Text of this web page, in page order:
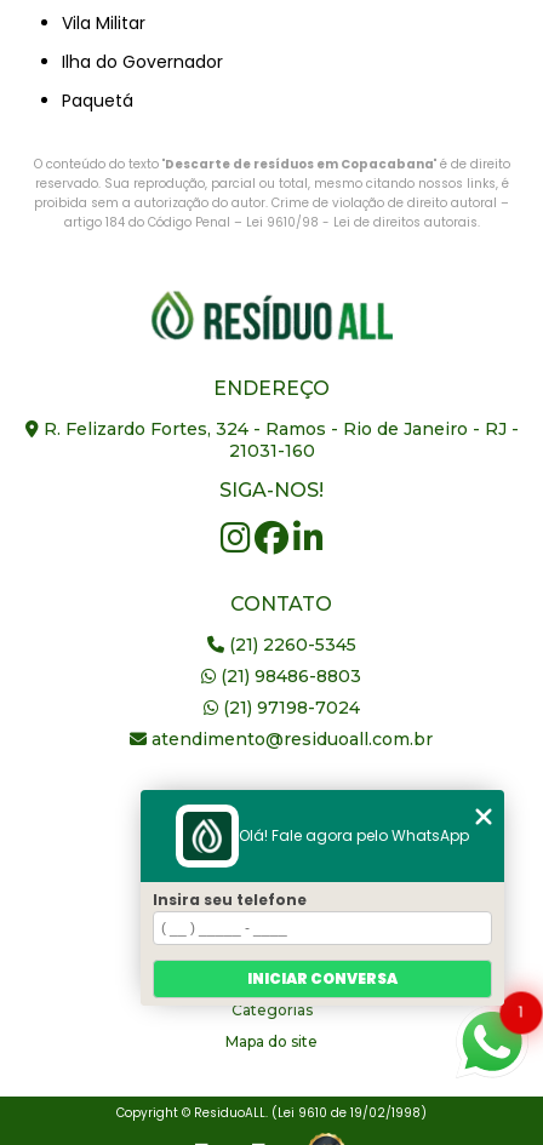
Vila Militar
Ilha do Governador
Paquetá
O conteúdo do texto "Descarte de resíduos em Copacabana" é de direito
reservado. Sua reprodução, parcial ou total, mesmo citando nossos links, é
proibida sem a autorização do autor. Crime de violação de direito autoral –
artigo 184 do Código Penal – Lei 9610/98 - Lei de direitos autorais.
ENDEREÇO
R. Felizardo Fortes, 324 - Ramos - Rio de Janeiro - RJ -
21031-160
SIGA-NOS!
CONTATO
(21) 2260-5345
(21) 98486-8803
(21) 97198-7024
atendimento@residuoall.com.br
Quem somos
serviços
Blog
Contato
Categorias
Mapa do site
Copyright © ResiduoALL. (Lei 9610 de 19/02/1998)
1
Olá! Fale agora pelo WhatsApp
Insira seu telefone
INICIAR CONVERSA